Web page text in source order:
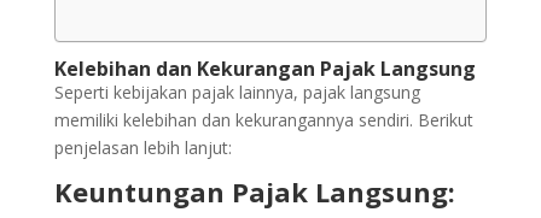
Kelebihan dan Kekurangan Pajak Langsung
Seperti kebijakan pajak lainnya, pajak langsung
memiliki kelebihan dan kekurangannya sendiri. Berikut
penjelasan lebih lanjut:
Keuntungan Pajak Langsung: